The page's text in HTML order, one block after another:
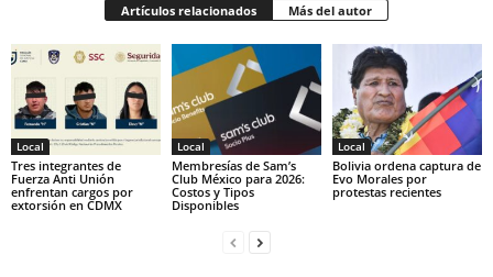
Artículos relacionados Más del autor
Local
Tres integrantes de
Fuerza Anti Unión
enfrentan cargos por
extorsión en CDMX
Local
Membresías de Sam’s
Club México para 2026:
Costos y Tipos
Disponibles
Local
Bolivia ordena captura de
Evo Morales por
protestas recientes